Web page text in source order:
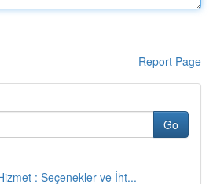
Report Page
Go
: Seçenekler ve İht...